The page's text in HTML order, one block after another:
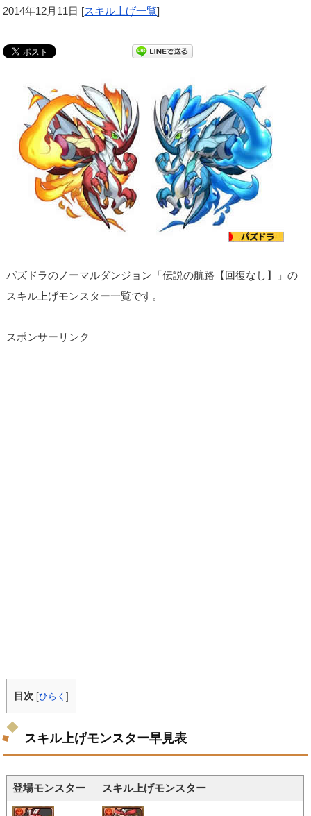
2014年12月11日 [スキル上げ一覧]
パズドラのノーマルダンジョン「伝説の航路【回復なし】」の
スキル上げモンスター一覧です。
スポンサーリンク
目次 [ひらく]
スキル上げモンスター早見表
登場モンスター スキル上げモンスター